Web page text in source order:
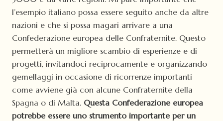
l’esempio italiano possa essere seguito anche da altre
nazioni e che si possa magari arrivare a una
Confederazione europea delle Confraternite. Questo
permetterà un migliore scambio di esperienze e di
progetti, invitandoci reciprocamente e organizzando
gemellaggi in occasione di ricorrenze importanti
come avviene già con alcune Confraternite della
Spagna o di Malta. Questa Confederazione europea
potrebbe essere uno strumento importante per un